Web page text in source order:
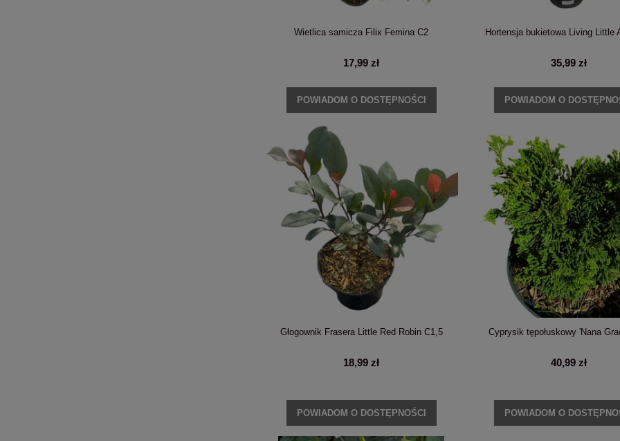
Wietlica samicza Filix Femina C2
17,99 zł
POWIADOM O DOSTĘPNOŚCI
Hortensja bukietowa Living Little
35,99 zł
POWIADOM O
Głogownik Frasera Little Red Robin C1,5
18,99 zł
POWIADOM O DOSTĘPNOŚCI
Cyprysik tępołuskowy 'Nana
40,99 zł
POWIADOM O